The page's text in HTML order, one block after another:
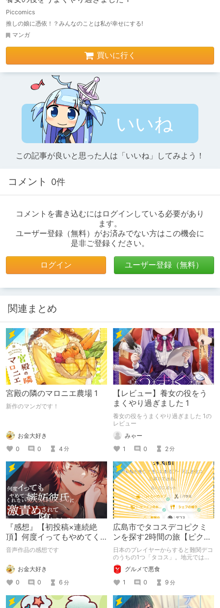
Piccomics
推しの娘に憑依！？みんなのことは私が幸せにする!
マンガ
買いに行く
いいね
この記事が良いと思った人は「いいね」してみよう！
コメント 0件
コメントを書き込むにはログインしている必要があり
ます。
ユーザー登録（無料）がお済みでない方はこの機会に
是非ご登録ください。
ログイン ユーザー登録（無料）
関連まとめ
宮殿の隣のマロニエ農場 1
新作のマンガです！
お金大好き
0
0 4 分
【レビュー】養女の役をう
まくやり過ぎました 1
養女の役をうまくやり過ぎました 1の
レビュー
みゃー
1
0 2分
『感想』【初投稿×連続絶
頂】何度イってもやめてく
れない嫉妬彼氏に激責めさ
音声作品の感想です
お金大好き
0
0 6 分
広島市でタコスデコピクミ
ンを探す2時間の旅【ピクミ
ンブルーム / Pikmin
Bloom】
日本のプレイヤーからすると難関デコ
のうちの1つ「タコス」。地元では見
つけられなかった男が広島で探す旅を
お送りします。ねくすと5月のテーマ
「お出かけの記録」。
グルメで悪食
1
0 9 分